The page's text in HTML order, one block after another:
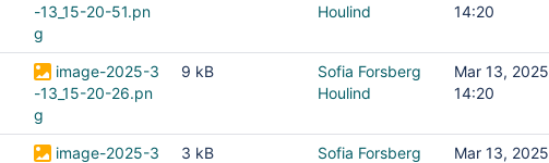
-13_15-20-51.pn
g
Houlind
14:20
image-2025-3
-13_15-20-26.pn
g
9 kB
Sofia Forsberg
Houlind
Mar 13, 2025
14:20
image-2025-3
3 kB
Sofia Forsberg
Mar 13, 2025